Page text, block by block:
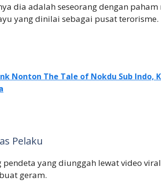
dia adalah seseorang dengan
yang dinilai sebagai pusat terorisme.
Nonton The Tale of Nokdu Sub Indo,
Pelaku
yang diunggah lewat video
geram.